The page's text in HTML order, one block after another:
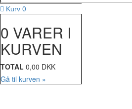
Kurv 0
0 VARER I
KURVEN
TOTAL 0,00 DKK
Gå til kurven »